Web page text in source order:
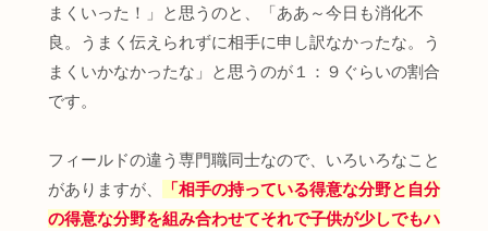
まくいった！」と思うのと、「ああ～今日も消化不
良。うまく伝えられずに相手に申し訳なかったな。う
まくいかなかったな」と思うのが１：９ぐらいの割合
です。
フィールドの違う専門職同士なので、いろいろなこと
がありますが、
「相手の持っている得意な分野と自分
の得意な分野を組み合わせてそれで子供が少しでもハ